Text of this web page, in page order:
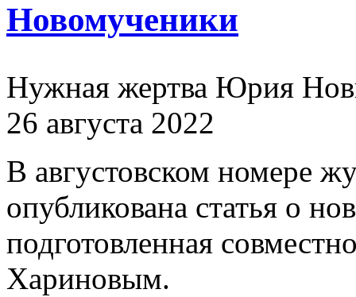
Новомученики
Нужная жертва Юрия
26 августа 2022
В августовском номере
опубликована статья о
подготовленная
Хариновым.